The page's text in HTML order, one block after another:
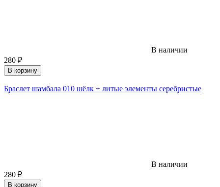
В наличии
280 ₽
В корзину
Браслет шамбала 010 шёлк + литые элементы серебристые
В наличии
280 ₽
В корзину